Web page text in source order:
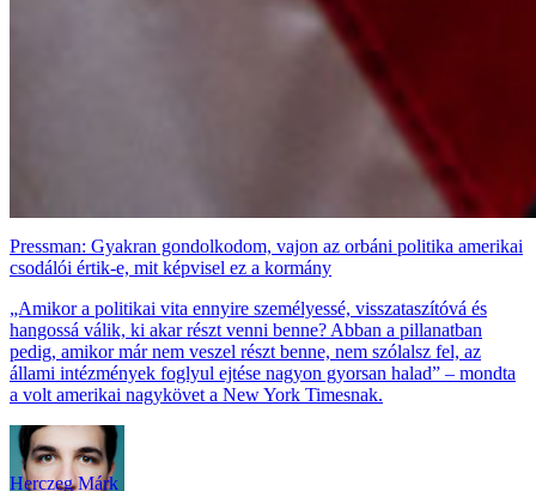
Pressman: Gyakran gondolkodom, vajon az orbáni politika amerikai
csodálói értik-e, mit képvisel ez a kormány
„Amikor a politikai vita ennyire személyessé, visszataszítóvá és
hangossá válik, ki akar részt venni benne? Abban a pillanatban
pedig, amikor már nem veszel részt benne, nem szólalsz fel, az
állami intézmények foglyul ejtése nagyon gyorsan halad” – mondta
a volt amerikai nagykövet a New York Timesnak.
Herczeg Márk